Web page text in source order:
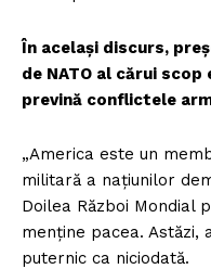
În același discurs,
de NATO al cărui
prevină conflictele
„America este un
militară a națiunilor
Doilea Război Mondial
menține pacea. Astăzi,
puternic ca niciodată.